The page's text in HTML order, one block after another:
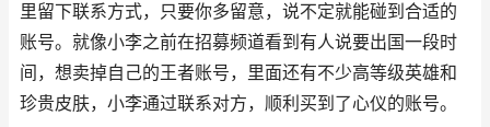
里留下联系方式，只要你多留意，说不定就能碰到合适的
账号。就像小李之前在招募频道看到有人说要出国一段时
间，想卖掉自己的王者账号，里面还有不少高等级英雄和
珍贵皮肤，小李通过联系对方，顺利买到了心仪的账号。